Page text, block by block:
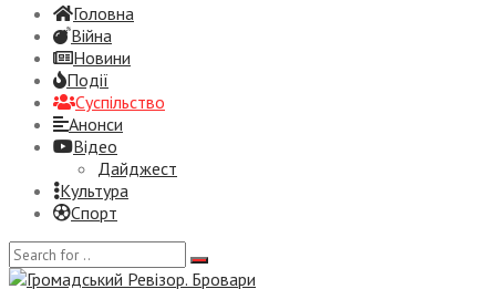
Головна
Війна
Новини
Події
Суспiльство
Анонси
Відео
Дайджест
Культура
Спорт